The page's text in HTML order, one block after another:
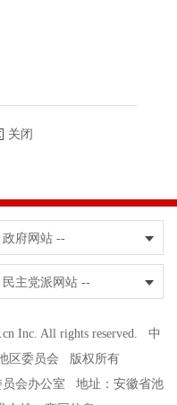
关闭
政府网站 --
民主党派网站 --
Inc. All rights reserved. 中
区委员会 版权所有
员会办公室 地址：安徽省池